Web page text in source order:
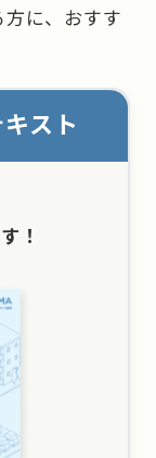
に、おすす
スト
！